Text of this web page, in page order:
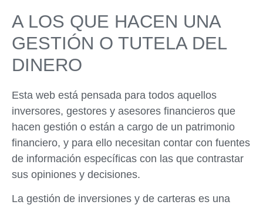
A LOS QUE HACEN UNA
GESTIÓN O TUTELA DEL
DINERO
Esta web está pensada para todos aquellos
inversores, gestores y asesores financieros que
hacen gestión o están a cargo de un patrimonio
financiero, y para ello necesitan contar con fuentes
de información específicas con las que contrastar
sus opiniones y decisiones.
La gestión de inversiones y de carteras es una